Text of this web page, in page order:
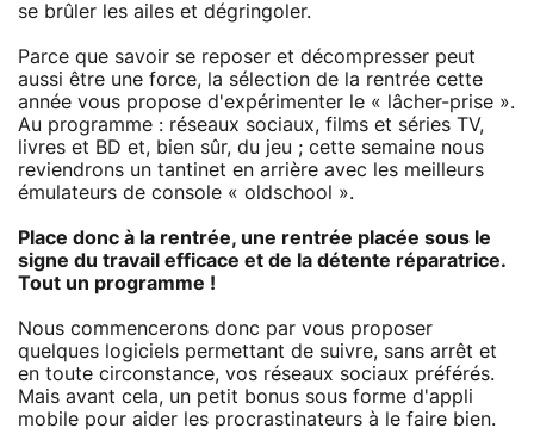
se brûler les ailes et dégringoler.
Parce que savoir se reposer et décompresser peut
aussi être une force, la sélection de la rentrée cette
année vous propose d'expérimenter le « lâcher-prise ».
Au programme : réseaux sociaux, films et séries TV,
livres et BD et, bien sûr, du jeu ; cette semaine nous
reviendrons un tantinet en arrière avec les meilleurs
émulateurs de console « oldschool ».
Place donc à la rentrée, une rentrée placée sous le
signe du travail efficace et de la détente réparatrice.
Tout un programme !
Nous commencerons donc par vous proposer
quelques logiciels permettant de suivre, sans arrêt et
en toute circonstance, vos réseaux sociaux préférés.
Mais avant cela, un petit bonus sous forme d'appli
mobile pour aider les procrastinateurs à le faire bien.